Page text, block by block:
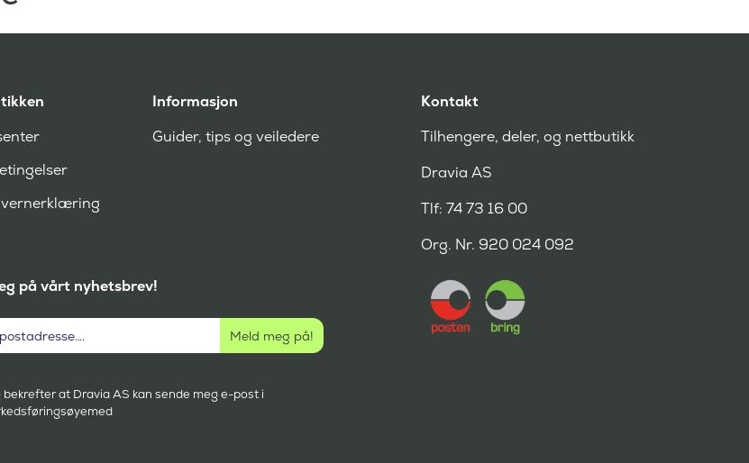
Informasjon
Guider, tips og veiledere
på vårt nyhetsbrev!
bekrefter at Dravia AS kan sende meg e-post i
Kontakt
Tilhengere, deler, og nettbutikk
Dravia AS
Tlf: 74 73 16 00
Org. Nr. 920 024 092